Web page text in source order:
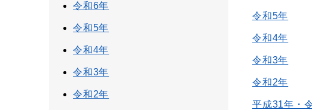
令和5年
令和4年
令和3年
令和2年
平成31年・
令和6年
令和5年
令和4年
令和3年
令和2年